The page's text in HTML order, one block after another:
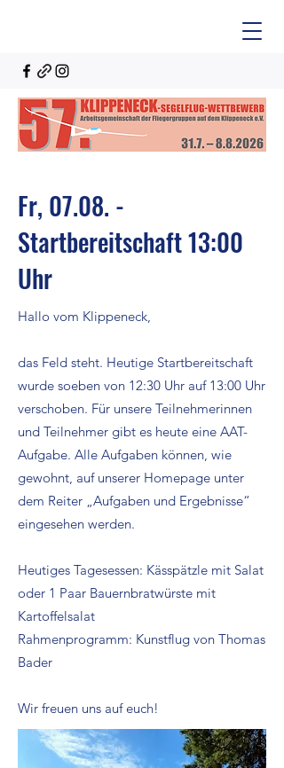
Fr, 07.08. -
Startbereitschaft 13:00
Uhr
Hallo vom Klippeneck,
das Feld steht. Heutige Startbereitschaft
wurde soeben von 12:30 Uhr auf 13:00 Uhr
verschoben. Für unsere Teilnehmerinnen
und Teilnehmer gibt es heute eine AAT-
Aufgabe. Alle Aufgaben können, wie
gewohnt, auf unserer Homepage unter
dem Reiter „Aufgaben und Ergebnisse“
eingesehen werden.
Heutiges Tagesessen: Kässpätzle mit Salat
oder 1 Paar Bauernbratwürste mit
Kartoffelsalat
Rahmenprogramm: Kunstflug von Thomas
Bader
Wir freuen uns auf euch!